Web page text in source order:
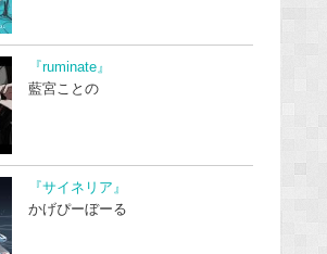
『ruminate』
藍宮ことの
『サイネリア』
かげぴーぼーる